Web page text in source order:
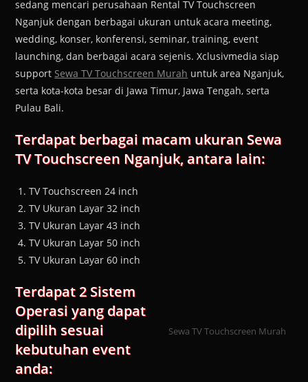
sedang mencari perusahaan Rental TV Touchscreen
Nganjuk dengan berbagai ukuran untuk acara meeting,
wedding, konser, konferensi, seminar, training, event
launching, dan berbagai acara sejenis. Xclusivmedia siap
support Sewa TV Touchscreen Murah untuk area Nganjuk,
serta kota-kota besar di Jawa Timur, Jawa Tengah, serta
Pulau Bali.
Terdapat berbagai macam ukuran Sewa
TV Touchscreen Nganjuk, antara lain:
Sewa TV Touchscreen Murah
TV Touchscreen 24 inch
TV Ukuran Layar 32 inch
TV Ukuran Layar 43 inch
TV Ukuran Layar 50 inch
TV Ukuran Layar 60 inch
Terdapat 2 Sistem
Operasi yang dapat
dipilih sesuai
kebutuhan event
anda: